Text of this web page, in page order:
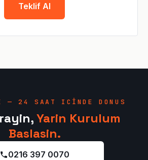
Teklif Al
— 24 SAAT ICINDE DONUS
Yarin Kurulum
Baslasin.
0216 397 0070